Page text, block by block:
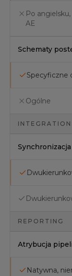
Po
AE
Schematy
Specyficzne
Ogólne
INTEGRATION
Synchronizacja
REPORTING
Atrybucja
Natywna,